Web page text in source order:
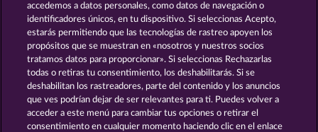
Phantoms Mirror Crystal Ball
accedemos a datos personales, como datos de navegación o
identificadores únicos, en tu dispositivo. Si seleccionas Acepto,
estarás permitiendo que las tecnologías de rastreo apoyen los
propósitos que se muestran en «nosotros y nuestros socios
tratamos datos para proporcionar». Si seleccionas Rechazarlas
todas o retiras tu consentimiento, los deshabilitarás. Si se
deshabilitan los rastreadores, parte del contenido y los anuncios
que ves podrían dejar de ser relevantes para ti. Puedes volver a
acceder a este menú para cambiar tus opciones o retirar el
consentimiento en cualquier momento haciendo clic en el enlace